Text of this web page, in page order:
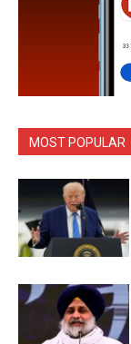
MOST POPULAR